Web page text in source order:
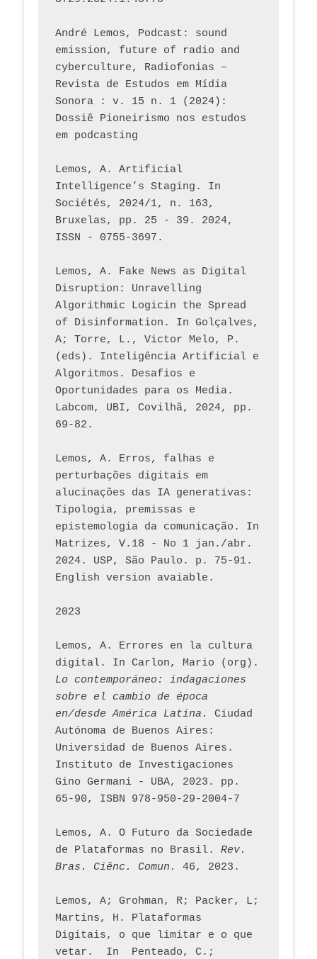
André Lemos, Podcast: sound
emission, future of radio and
cyberculture, Radiofonias –
Revista de Estudos em Mídia
Sonora : v. 15 n. 1 (2024):
Dossiê Pioneirismo nos estudos
em podcasting
Lemos, A. Artificial
Intelligence’s Staging. In
Sociétés, 2024/1, n. 163,
Bruxelas, pp. 25 - 39. 2024,
ISSN - 0755-3697.
Lemos, A. Fake News as Digital
Disruption: Unravelling
Algorithmic Logicin the Spread
of Disinformation. In Golçalves,
A; Torre, L., Victor Melo, P.
(eds). Inteligência Artificial e
Algoritmos. Desafios e
Oportunidades para os Media.
Labcom, UBI, Covilhã, 2024, pp.
69-82.
Lemos, A. Erros, falhas e
perturbações digitais em
alucinações das IA generativas:
Tipologia, premissas e
epistemologia da comunicação. In
Matrizes, V.18 - No 1 jan./abr.
2024. USP, São Paulo. p. 75-91.
English version avaiable.
2023
Lemos, A. Errores en la cultura
Lo contemporáneo: indagaciones
sobre el cambio de época
en/desde América Latina.
Ciudad
Autónoma de Buenos Aires:
Universidad de Buenos Aires.
Instituto de Investigaciones
Gino Germani - UBA, 2023. pp.
65-90, ISBN 978-950-29-2004-7
Lemos, A. O Futuro da Sociedade
de Plataformas no Brasil. Rev.
Bras. Ciênc. Comun.
Lemos, A; Grohman, R; Packer, L;
Martins, H. Plataformas
Digitais, o que limitar e o que
vetar.  In  Penteado, C.;